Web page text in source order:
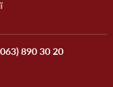
890 30 20